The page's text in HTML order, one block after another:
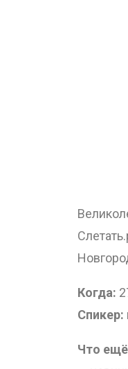
Когда:
Спикер:
Что